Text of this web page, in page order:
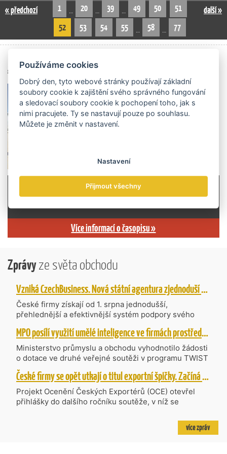
« předchozí 1 … 20 … 39 … 49 50
51
52
53 54 55 … 58 … 77
další »
Archiv čísel
Více informací o časopisu »
Zprávyze světa obchodu
Vzniká CzechBusiness. Nová státní agentura zjednoduší podporu českých firem
České firmy získají od 1. srpna jednodušší,
přehlednější a efektivnější systém podpory svého
CzechBusiness, která propojuje dosavadní
kompetence agentur CzechTrade a CzechInvest.
Firmám nabídne jednoho partnera pro rozvoj od
inovací až po zahraniční expanzi.
MPO posílí využití umělé inteligence ve firmách prostřednictvím 40 projektů z programu TWIST
Ministerstvo průmyslu a obchodu vyhodnotilo žádosti
o dotace ve druhé veřejné soutěži v programu TWIST
– Transfer, Výzkum, Vývoj a Inovace pro Strategické
Technologie, do které bylo podáno 318 návrhů
projektů požadujících dotaci o celkovém objemu 4,27
mld. Kč. Částkou 630 mil. Kč bude podpořeno čtyřicet
nejlépe hodnocených projektů zaměřených na
výzkum v oblasti umělé inteligence a její aplikace do
podnikových procesů a do vývoje nových produktů na
České firmy se opět utkají o titul exportní špičky. Začíná další ročník Ocenění Českých Exportérů
Projekt Ocenění Českých Exportérů (OCE) otevřel
přihlášky do dalšího ročníku soutěže, v níž se
Projekt dlouhodobě vyzdvihuje, podporuje a oceňuje
podniky, které úspěšně prosazují své produkty avíce zpráv
Používáme cookies
Dobrý den, tyto webové stránky používají základní
soubory cookie k zajištění svého správného fungování
a sledovací soubory cookie k pochopení toho, jak s
nimi pracujete. Ty se nastavují pouze po souhlasu.
Můžete je změnit v nastavení.
Nastavení
Přijmout všechny